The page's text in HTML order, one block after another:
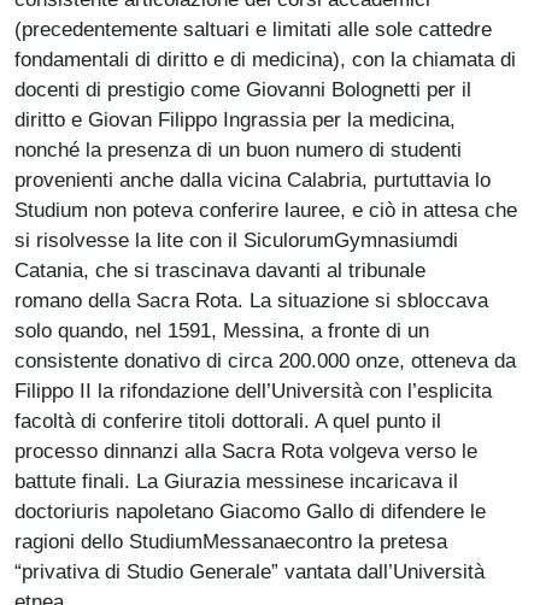
(precedentemente saltuari e limitati alle sole cattedre
fondamentali di diritto e di medicina), con la chiamata di
docenti di prestigio come Giovanni Bolognetti per il
diritto e Giovan Filippo Ingrassia per la medicina,
nonché la presenza di un buon numero di studenti
provenienti anche dalla vicina Calabria, purtuttavia lo
Studium non poteva conferire lauree, e ciò in attesa che
si risolvesse la lite con il SiculorumGymnasiumdi
Catania, che si trascinava davanti al tribunale
romano della Sacra Rota. La situazione si sbloccava
solo quando, nel 1591, Messina, a fronte di un
consistente donativo di circa 200.000 onze, otteneva da
Filippo II la rifondazione dell’Università con l’esplicita
facoltà di conferire titoli dottorali. A quel punto il
processo dinnanzi alla Sacra Rota volgeva verso le
battute finali. La Giurazia messinese incaricava il
doctoriuris napoletano Giacomo Gallo di difendere le
ragioni dello StudiumMessanaecontro la pretesa
“privativa di Studio Generale” vantata dall’Università